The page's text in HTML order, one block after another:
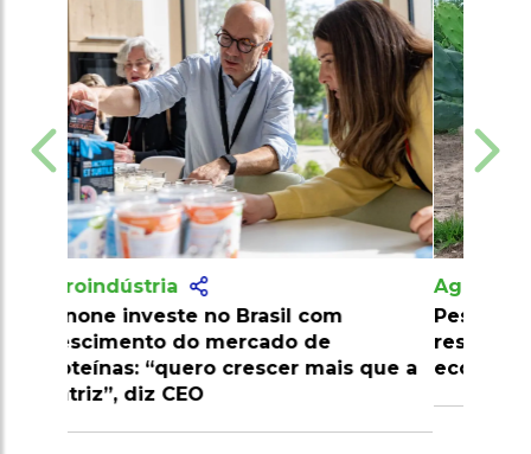
Agroindústria
Pesquisa desenvolve palma
resistente a pragas e amplia potencial
econômico